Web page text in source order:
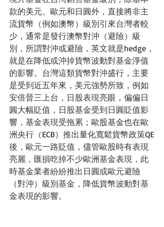
款的美元、歐元和日圓外，直接將非主
流貨幣（例如澳幣）級別引來台灣者較
少，通常是發行澳幣對沖（避險）級
別，所謂對沖或避險，英文就是hedge，
就是在降低或沖掉貨幣波動對基金淨值
的影響。台灣這類貨幣對沖盛行，主要
是受到近五年來，美元強勢所致，例如
安倍晉三上台，日股表現亮眼，偏偏日
圓大幅貶值，日股基金受到日圓貶值影
響，基金表現受拖累；歐股基金也在歐
洲央行（ECB）推出量化寬鬆貨幣政策QE
後，歐元一路貶值，儘管歐股時有表現
亮麗，匯損吃掉不少歐洲基金表現，此
時基金業者紛紛推出日圓或歐元避險
（對沖）級別基金，降低貨幣波動對基
金表現的影響。